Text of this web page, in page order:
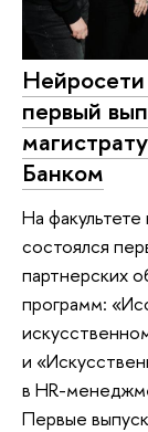
первый
Банком
На
состоялся
партнерских
программ:
и
в HR-
Первые